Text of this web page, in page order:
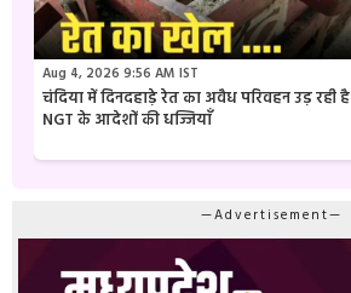
Aug 4, 2026 9:56 AM IST
चंदिया में दिनदहाड़े रेत का अवैध परिवहन उड़ रही है
NGT के आदेशों की धज्जियाँ
—Advertisement—